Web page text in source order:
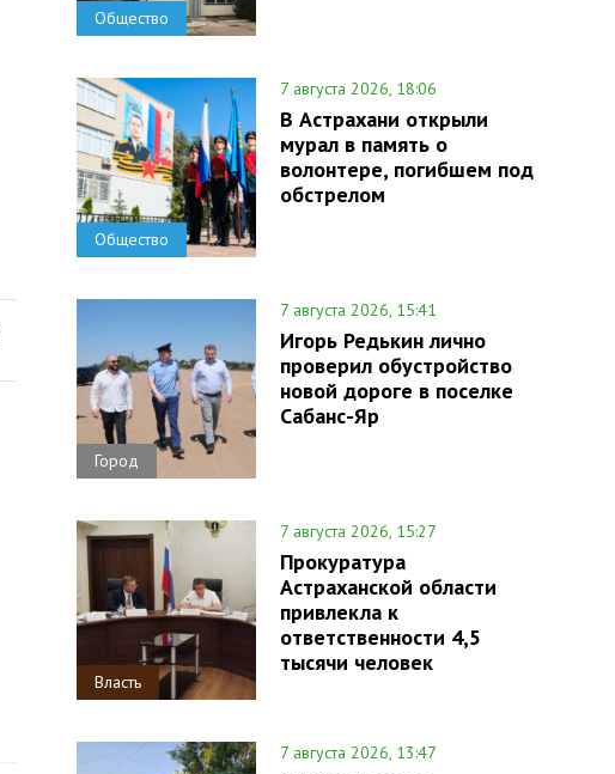
Общество
Общество
7 августа 2026, 18:06
В Астрахани открыли
мурал в память о
волонтере, погибшем под
обстрелом
Город
7 августа 2026, 15:41
Игорь Редькин лично
проверил обустройство
новой дороге в поселке
Сабанс-Яр
Власть
7 августа 2026, 15:27
Прокуратура
Астраханской области
привлекла к
ответственности 4,5
тысячи человек
7 августа 2026, 13:47